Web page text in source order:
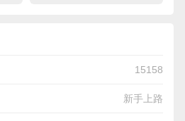
15158
新手上路